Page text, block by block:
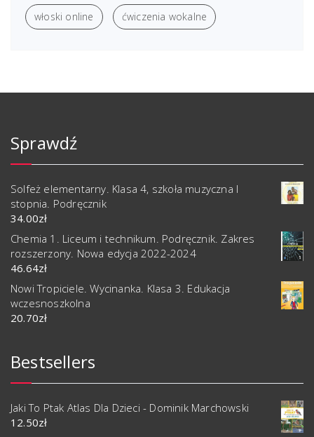
włoski online ćwiczenia wokalne
Sprawdź
Solfeż elementarny. Klasa 4, szkoła muzyczna I
stopnia. Podręcznik
34.00zł
Chemia 1. Liceum i technikum. Podręcznik. Zakres
rozszerzony. Nowa edycja 2022-2024
46.64zł
Nowi Tropiciele. Wycinanka. Klasa 3. Edukacja
wczesnoszkolna
20.70zł
Bestsellers
Jaki To Ptak Atlas Dla Dzieci - Dominik Marchowski
12.50zł